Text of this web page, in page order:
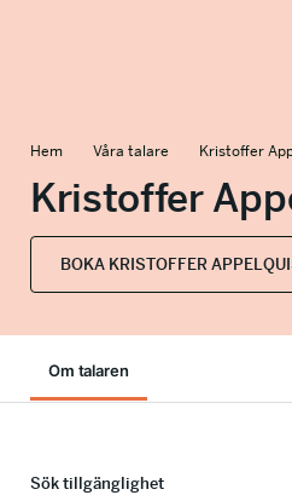
Hem Våra talare Kristoffer
Kristoffer
BOKA KRISTOFFER
Om talaren
Sök tillgänglighet